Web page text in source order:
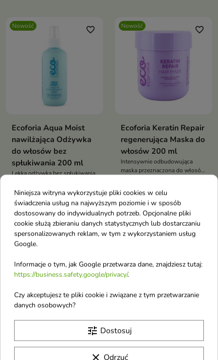
Nowość favorite_border
Ecoforia Aqua Moist
nawilżająca Odżywka
do włosów bez
spłukiwania 200 ml
Lekka odżywka bez spłukiwania
odwodnionych i trudnych do
ujarzmienia włosach
Nowość favorite_border
Ecoforia Keratin Repair
regenerująca Maska do
włosów 200 ml
Intensywnie odbudowująca
maska przeznaczona do włosów
wymagających wzmocnienia.
Nowość favorite_border
nawilżająca Maska do
włosów 200 ml
Intensywnie nawilżająca maska
Nowość
Needles Mezo-serum
regenerujące do twarzy
18 ml
Niniejsza witryna wykorzystuje pliki cookies w celu
świadczenia usług na najwyższym poziomie i w sposób
dostosowany do indywidualnych potrzeb. Opcjonalne pliki
cookie służą zbieraniu danych statystycznych lub dostarczaniu
spersonalizowanych reklam, w tym z wykorzystaniem usług
Google.
Informacje o tym, jak Google przetwarza dane, znajdziesz tutaj:
https://business.safety.google/privacy/.
Czy akceptujesz te pliki cookie i związane z tym przetwarzanie
danych osobowych?
tune Dostosuj
clear Odrzuć